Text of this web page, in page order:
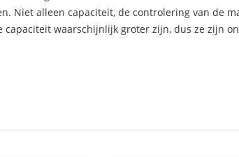
Niet alleen capaciteit, de controlering van de
capaciteit waarschijnlijk groter zijn, dus ze zijn